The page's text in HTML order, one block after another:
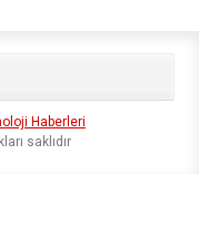
Haberleri
saklıdır